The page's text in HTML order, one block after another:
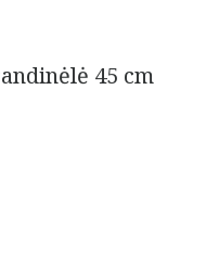
45 cm